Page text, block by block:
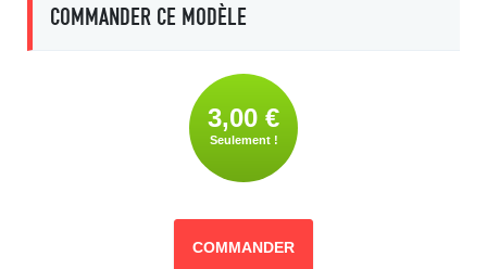
COMMANDER CE MODÈLE
3,00 €
Seulement !
COMMANDER